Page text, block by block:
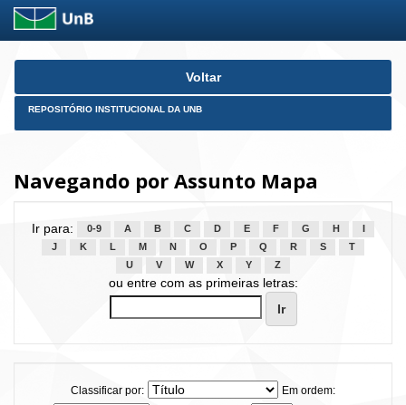
Skip
Voltar
REPOSITÓRIO INSTITUCIONAL DA UNB
Navegando por Assunto Mapa
Ir para: 0-9 A B C D E F G H
J
K L M N O P Q R S
T
U
V W X Y Z
ou entre com as primeiras letras:
Classificar por:
Em ordem: